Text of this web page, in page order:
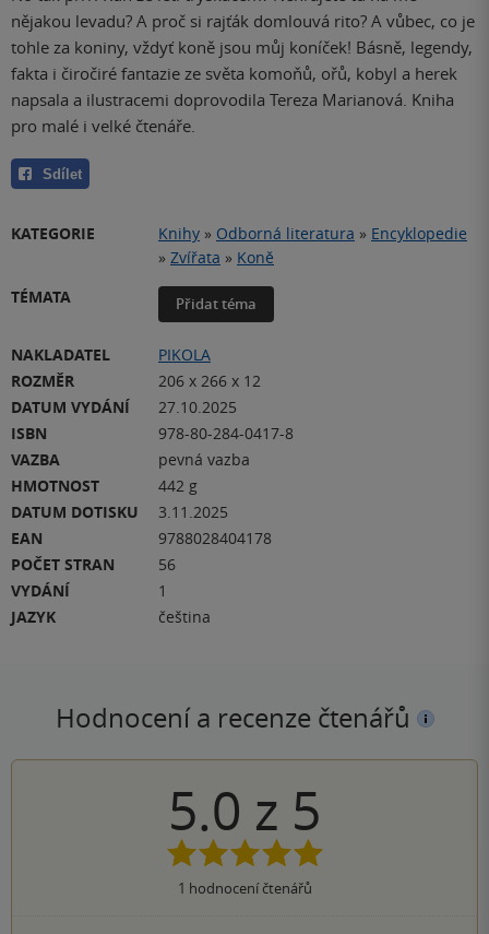
nějakou levadu? A proč si rajťák domlouvá rito? A vůbec, co je
tohle za koniny, vždyť koně jsou můj koníček! Básně, legendy,
fakta i čiročiré fantazie ze světa komoňů, ořů, kobyl a herek
napsala a ilustracemi doprovodila Tereza Marianová. Kniha
pro malé i velké čtenáře.
Sdílet
KATEGORIE Knihy » Odborná literatura » Encyklopedie
» Zvířata » Koně
TÉMATA
Přidat téma
NAKLADATEL
PIKOLA
ROZMĚR
206 x 266 x 12
DATUM VYDÁNÍ
27.10.2025
ISBN
978-80-284-0417-8
VAZBA
pevná vazba
HMOTNOST
442 g
DATUM DOTISKU
3.11.2025
EAN
9788028404178
POČET STRAN
56
VYDÁNÍ
1
JAZYK
čeština
Hodnocení a recenze čtenářů
5.0 z 5
1 hodnocení čtenářů